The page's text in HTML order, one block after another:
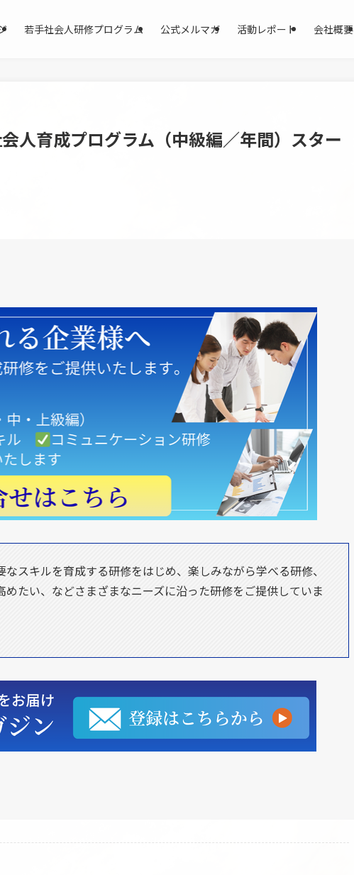
若手社会人研修プログラム 公式メルマガ 活動レポート 会社概要
育成プログラム（中級編／年間）スター
スキルを育成する研修をはじめ、楽しみながら学べる研修、
たい、などさまざまなニーズに沿った研修をご提供していま